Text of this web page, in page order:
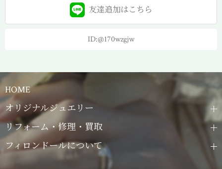
友達追加はこちら
ID:@170wzgjw
HOME
オリジナルジュエリー
リフォーム・修理・買取
フィロンドールについて